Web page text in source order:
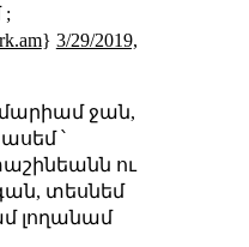
;
} 3/29/2019,
մարիամ ջան,
ասեմ ՝
ու
տեսնեմ
լողանամ